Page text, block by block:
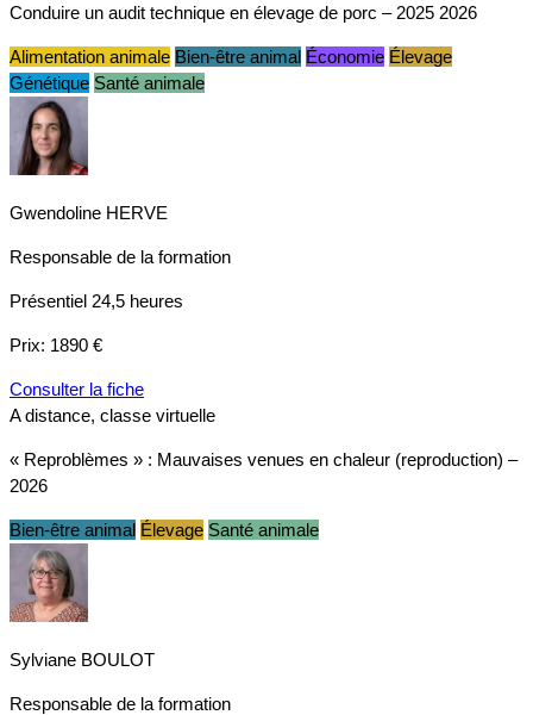
Conduire un audit technique en élevage de porc – 2025 2026
Alimentation animale Bien-être animal Économie Élevage
Génétique Santé animale
Gwendoline HERVE
Responsable de la formation
Présentiel 24,5 heures
Prix: 1890 €
Consulter la fiche
A distance, classe virtuelle
« Reproblèmes » : Mauvaises venues en chaleur (reproduction) –
2026
Bien-être animal Élevage Santé animale
Sylviane BOULOT
Responsable de la formation